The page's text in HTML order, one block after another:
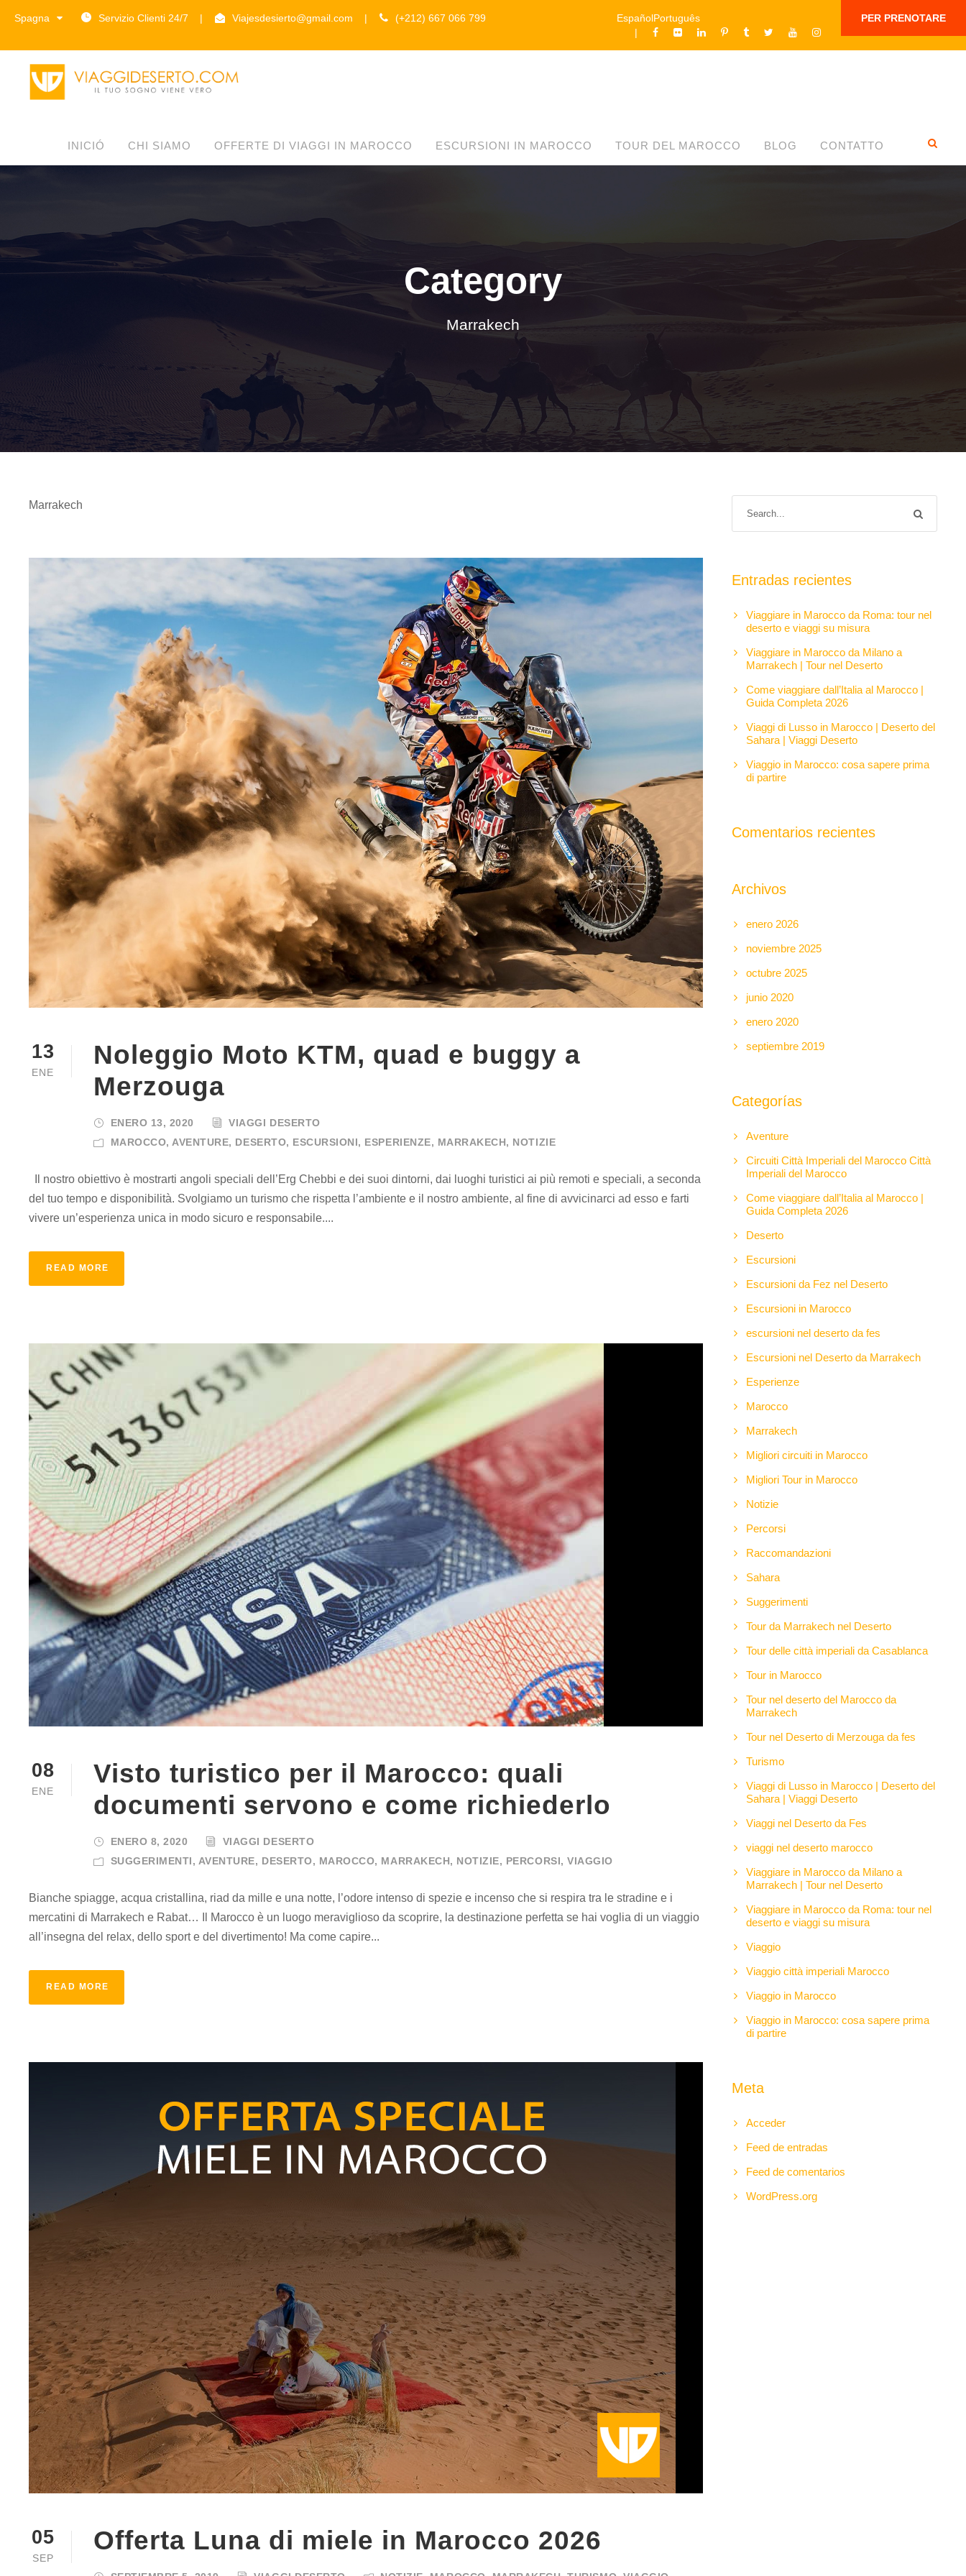
Spagna Servizio Clienti 24/7 | Viajesdesierto@gmail.com | (+212) 667 066 799 PER PRENOTARE
EspañolPortuguês
INICIÓ CHI SIAMO OFFERTE DI VIAGGI IN MAROCCO ESCURSIONI IN MAROCCO TOUR DEL MAROCCO BLOG CONTATTO
Category
Marrakech
Marrakech
13
ENE
Noleggio Moto KTM, quad e buggy a
Merzouga
ENERO 13, 2020
VIAGGI DESERTO
MAROCCO, AVENTURE, DESERTO, ESCURSIONI, ESPERIENZE, MARRAKECH, NOTIZIE
Il nostro obiettivo è mostrarti angoli speciali dell’Erg Chebbi e dei suoi dintorni, dai luoghi turistici ai più remoti e speciali, a seconda
del tuo tempo e disponibilità. Svolgiamo un turismo che rispetta l’ambiente e il nostro ambiente, al fine di avvicinarci ad esso e farti
vivere un’esperienza unica in modo sicuro e responsabile....
READ MORE
08
ENE
Visto turistico per il Marocco: quali
documenti servono e come richiederlo
ENERO 8, 2020
VIAGGI DESERTO
SUGGERIMENTI, AVENTURE, DESERTO, MAROCCO, MARRAKECH, NOTIZIE, PERCORSI, VIAGGIO
Bianche spiagge, acqua cristallina, riad da mille e una notte, l’odore intenso di spezie e incenso che si respira tra le stradine e i
mercatini di Marrakech e Rabat… Il Marocco è un luogo meraviglioso da scoprire, la destinazione perfetta se hai voglia di un viaggio
all’insegna del relax, dello sport e del divertimento! Ma come capire...
READ MORE
05
SEP
Offerta Luna di miele in Marocco 2026
Entradas recientes
Viaggiare in Marocco da Roma: tour nel
deserto e viaggi su misura
Viaggiare in Marocco da Milano a
Marrakech | Tour nel Deserto
Come viaggiare dall’Italia al Marocco |
Guida Completa 2026
Viaggi di Lusso in Marocco | Deserto del
Sahara | Viaggi Deserto
Viaggio in Marocco: cosa sapere prima
di partire
Comentarios recientes
Archivos
enero 2026
noviembre 2025
octubre 2025
junio 2020
enero 2020
septiembre 2019
Categorías
Aventure
Circuiti Città Imperiali del Marocco Città
Imperiali del Marocco
Come viaggiare dall’Italia al Marocco |
Guida Completa 2026
Deserto
Escursioni
Escursioni da Fez nel Deserto
Escursioni in Marocco
escursioni nel deserto da fes
Escursioni nel Deserto da Marrakech
Esperienze
Marocco
Marrakech
Migliori circuiti in Marocco
Migliori Tour in Marocco
Notizie
Percorsi
Raccomandazioni
Sahara
Suggerimenti
Tour da Marrakech nel Deserto
Tour delle città imperiali da Casablanca
Tour in Marocco
Tour nel deserto del Marocco da
Marrakech
Tour nel Deserto di Merzouga da fes
Turismo
Viaggi di Lusso in Marocco | Deserto del
Sahara | Viaggi Deserto
Viaggi nel Deserto da Fes
viaggi nel deserto marocco
Viaggiare in Marocco da Milano a
Marrakech | Tour nel Deserto
Viaggiare in Marocco da Roma: tour nel
deserto e viaggi su misura
Viaggio
Viaggio città imperiali Marocco
Viaggio in Marocco
Viaggio in Marocco: cosa sapere prima
di partire
Meta
Acceder
Feed de entradas
Feed de comentarios
WordPress.org